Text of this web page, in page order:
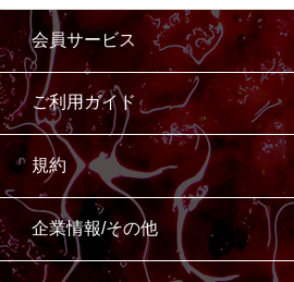
会員サービス
ご利用ガイド
規約
企業情報/その他